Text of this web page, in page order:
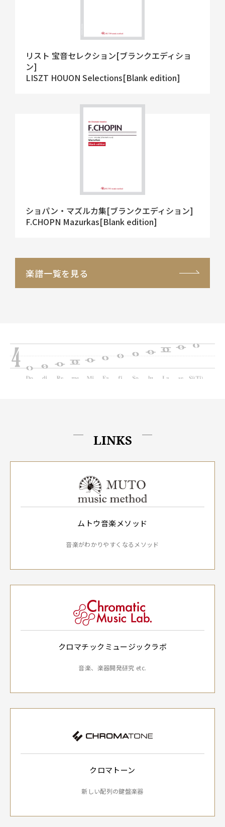
リスト 宝音セレクション[ブランクエディショ
ン]
LISZT HOUON Selections[Blank edition]
ショパン・マズルカ集[ブランクエディション]
F.CHOPN Mazurkas[Blank edition]
楽譜一覧を見る
LINKS
ムトウ音楽メソッド
音楽がわかりやすくなるメソッド
クロマチックミュージックラボ
音楽、楽器開発研究 etc.
クロマトーン
新しい配列の鍵盤楽器